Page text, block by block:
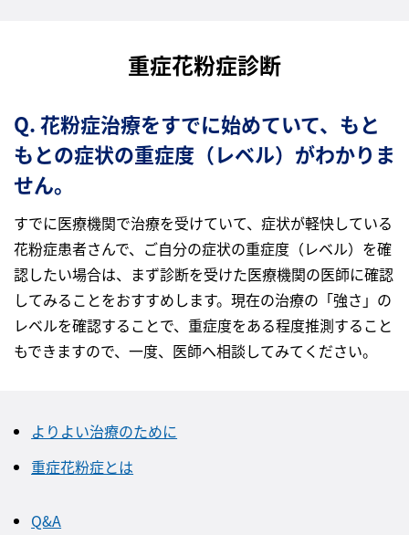
重症花粉症診断
Q. 花粉症治療をすでに始めていて、もと
もとの症状の重症度（レベル）がわかりま
せん。
すでに医療機関で治療を受けていて、症状が軽快している
花粉症患者さんで、ご自分の症状の重症度（レベル）を確
認したい場合は、まず診断を受けた医療機関の医師に確認
してみることをおすすめします。現在の治療の「強さ」の
レベルを確認することで、重症度をある程度推測すること
もできますので、一度、医師へ相談してみてください。
よりよい治療のために
重症花粉症とは
Q&A